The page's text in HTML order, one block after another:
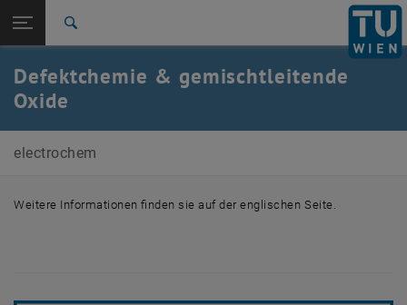
TU Login
Zur 1. Menü Ebene
E164-04-Forschungsbereich Technische Elektrochemie
Zurück: Subseiten von Forschungsthemen auflisten
Forschungsthemen
Defektchemie & gemischtleitende
Oxide
electrochem
Weitere Informationen finden sie auf der englischen Seite.